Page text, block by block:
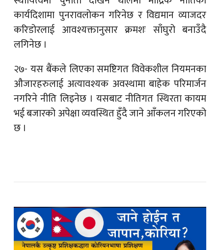
कार्यदिशामा पुनरावलोकन गरिनेछ र विद्यमान व्याजदर
करिडोरलाई आवश्यक्तानुसार क्रमशः साँघुरो बनाउँदै
लगिनेछ ।
२७- यस बैंकले लिएका समष्टिगत विवेकशील नियमनका
औजारहरुलाई अत्यावश्यक अवस्थामा बाहेक परिमार्जन
नगरिने नीति लिइनेछ । यसबाट नीतिगत स्थिरता कायम
भई बजारको अपेक्षा व्यवस्थित हुँदै जाने आँकलन गरिएको
छ ।